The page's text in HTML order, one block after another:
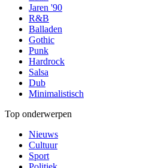
Jaren '90
R&B
Balladen
Gothic
Punk
Hardrock
Salsa
Dub
Minimalistisch
Top onderwerpen
Nieuws
Cultuur
Sport